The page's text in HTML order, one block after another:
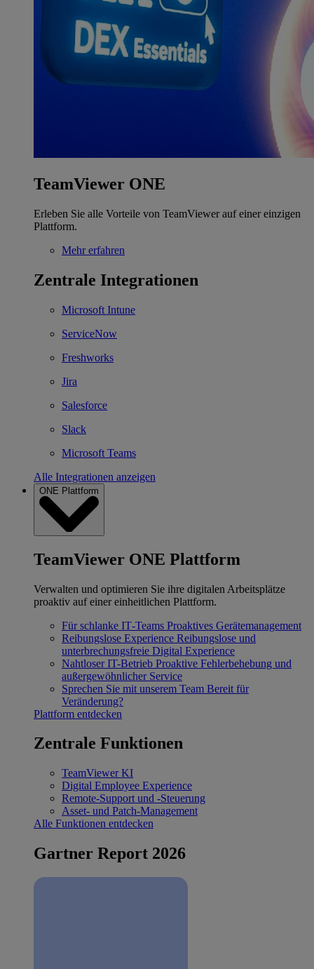
TeamViewer ONE
Erleben Sie alle Vorteile von TeamViewer auf einer einzigen
Plattform.
Mehr erfahren
Zentrale Integrationen
Microsoft Intune
ServiceNow
Freshworks
Jira
Salesforce
Slack
Microsoft Teams
Alle Integrationen anzeigen
ONE Plattform
TeamViewer ONE Plattform
Verwalten und optimieren Sie ihre digitalen Arbeitsplätze
proaktiv auf einer einheitlichen Plattform.
Für schlanke IT‐Teams Proaktives Gerätemanagement
Reibungslose Experience Reibungslose und
unterbrechungsfreie Digital Experience
Nahtloser IT-Betrieb Proaktive Fehlerbehebung und
außergewöhnlicher Service
Sprechen Sie mit unserem Team Bereit für
Veränderung?
Plattform entdecken
Zentrale Funktionen
TeamViewer KI
Digital Employee Experience
Remote-Support und -Steuerung
Asset- und Patch-Management
Alle Funktionen entdecken
Gartner Report 2026